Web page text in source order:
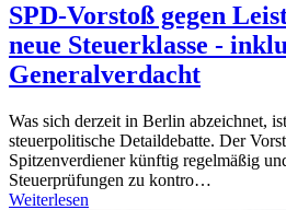
SPD-Vorstoß gegen
neue Steuerklasse -
Generalverdacht
Was sich derzeit in Berlin abzeichnet,
steuerpolitische Detaildebatte. Der
Spitzenverdiener künftig regelmäßig
Steuerprüfungen zu kontro…
Weiterlesen